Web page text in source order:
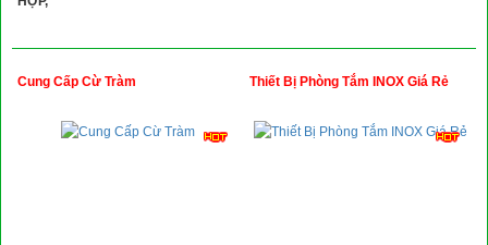
Cung Cấp Cừ Tràm Thiết Bị Phòng Tắm INOX Giá Rẻ